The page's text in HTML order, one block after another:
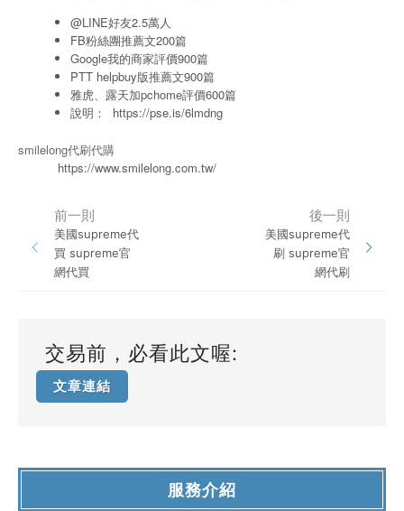
@LINE好友2.5萬人
FB粉絲團推薦文200篇
Google我的商家評價900篇
PTT helpbuy版推薦文900篇
雅虎、露天加pchome評價600篇
說明： https://pse.is/6lmdng
smilelong代刷代購
https://www.smilelong.com.tw/
前一則
美國supreme代
買 supreme官
網代買
後一則
美國supreme代
刷 supreme官
網代刷
交易前，必看此文喔:
文章連結
服務介紹